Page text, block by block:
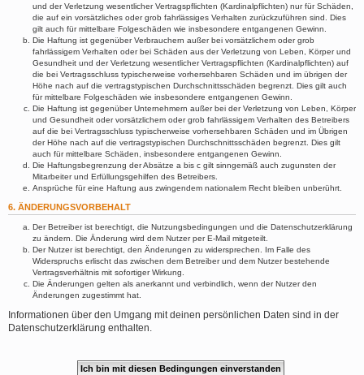
und der Verletzung wesentlicher Vertragspflichten (Kardinalpflichten) nur für Schäden,
die auf ein vorsätzliches oder grob fahrlässiges Verhalten zurückzuführen sind. Dies
gilt auch für mittelbare Folgeschäden wie insbesondere entgangenen Gewinn.
Die Haftung ist gegenüber Verbrauchern außer bei vorsätzlichem oder grob
fahrlässigem Verhalten oder bei Schäden aus der Verletzung von Leben, Körper und
Gesundheit und der Verletzung wesentlicher Vertragspflichten (Kardinalpflichten) auf
die bei Vertragsschluss typischerweise vorhersehbaren Schäden und im übrigen der
Höhe nach auf die vertragstypischen Durchschnittsschäden begrenzt. Dies gilt auch
für mittelbare Folgeschäden wie insbesondere entgangenen Gewinn.
Die Haftung ist gegenüber Unternehmern außer bei der Verletzung von Leben, Körper
und Gesundheit oder vorsätzlichem oder grob fahrlässigem Verhalten des Betreibers
auf die bei Vertragsschluss typischerweise vorhersehbaren Schäden und im Übrigen
der Höhe nach auf die vertragstypischen Durchschnittsschäden begrenzt. Dies gilt
auch für mittelbare Schäden, insbesondere entgangenen Gewinn.
Die Haftungsbegrenzung der Absätze a bis c gilt sinngemäß auch zugunsten der
Mitarbeiter und Erfüllungsgehilfen des Betreibers.
Ansprüche für eine Haftung aus zwingendem nationalem Recht bleiben unberührt.
6. ÄNDERUNGSVORBEHALT
Der Betreiber ist berechtigt, die Nutzungsbedingungen und die Datenschutzerklärung
zu ändern. Die Änderung wird dem Nutzer per E-Mail mitgeteilt.
Der Nutzer ist berechtigt, den Änderungen zu widersprechen. Im Falle des
Widerspruchs erlischt das zwischen dem Betreiber und dem Nutzer bestehende
Vertragsverhältnis mit sofortiger Wirkung.
Die Änderungen gelten als anerkannt und verbindlich, wenn der Nutzer den
Änderungen zugestimmt hat.
Informationen über den Umgang mit deinen persönlichen Daten sind in der
Datenschutzerklärung enthalten.